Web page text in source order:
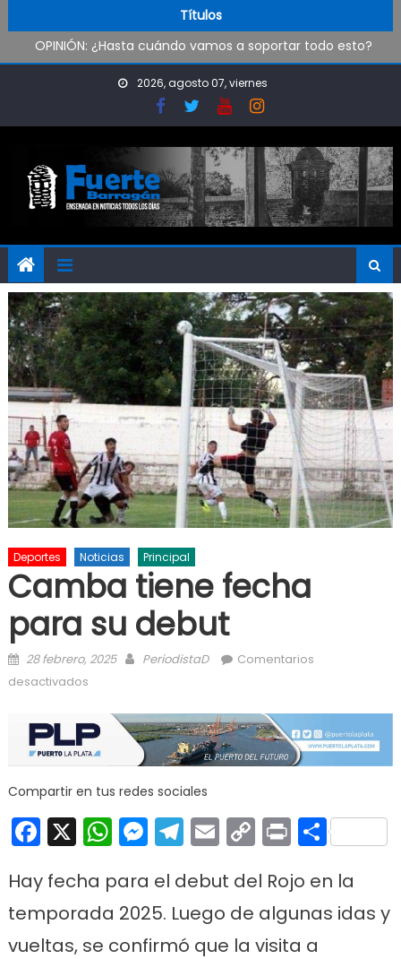
Títulos
Pueblo Nuevo suma boxeo y artes marciales
OPINIÓN: ¿Hasta cuándo vamos a soportar todo esto?
Oxbow Argentina brindó talleres de empleabilidad a
estudiantes de escuelas técnicas de Ensenada y Berisso
Oportunidad para ingresar a la Policía Bonaerense
2026, agosto 07, viernes
Deportes Noticias Principal
Camba tiene fecha
para su debut
Posted on
28 febrero, 2025 Author
PeriodistaD
Comentarios
desactivados
Compartir en tus redes sociales
Facebook
X WhatsApp
Messenger
Telegram
EmailCopy
Link
Print
Hay fecha para el debut del Rojo en la
temporada 2025. Luego de algunas idas y
vueltas, se confirmó que la visita a